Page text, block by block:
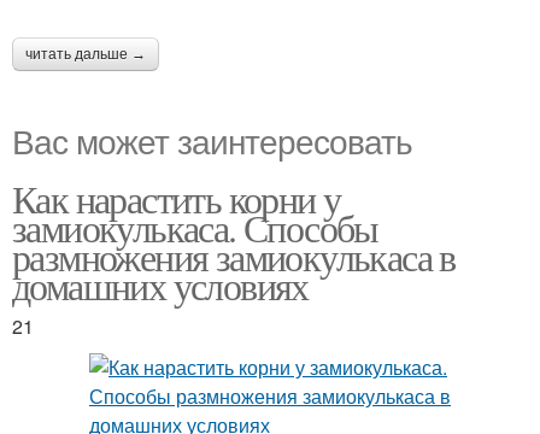
читать дальше →
Вас может заинтересовать
Как нарастить корни у
замиокулькаса. Способы
размножения замиокулькаса в
домашних условиях
21